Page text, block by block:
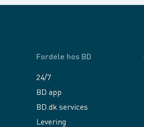
Fordele hos BD
24/7
BD app
BD.dk services
Levering